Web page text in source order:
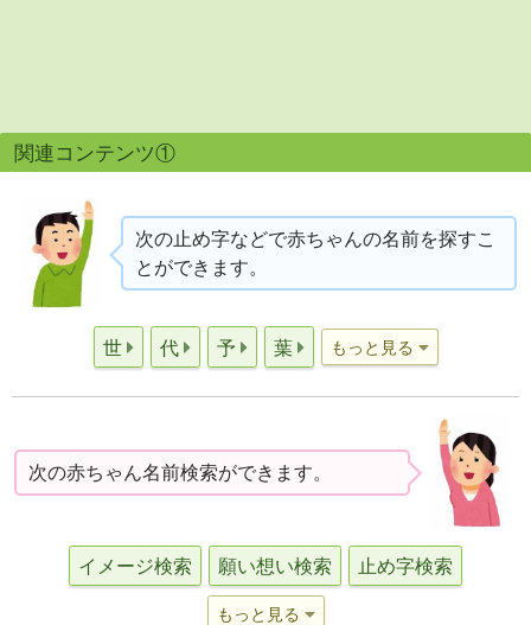
関連コンテンツ①
次の止め字などで赤ちゃんの名前を探すこ
とができます。
世 代 予 葉 もっと見る
次の赤ちゃん名前検索ができます。
イメージ検索 願い想い検索 止め字検索
もっと見る